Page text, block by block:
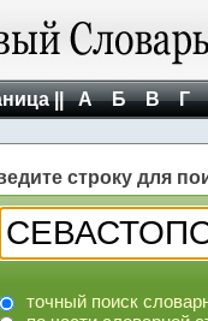
|| А Б В Г
строку для
точный поиск